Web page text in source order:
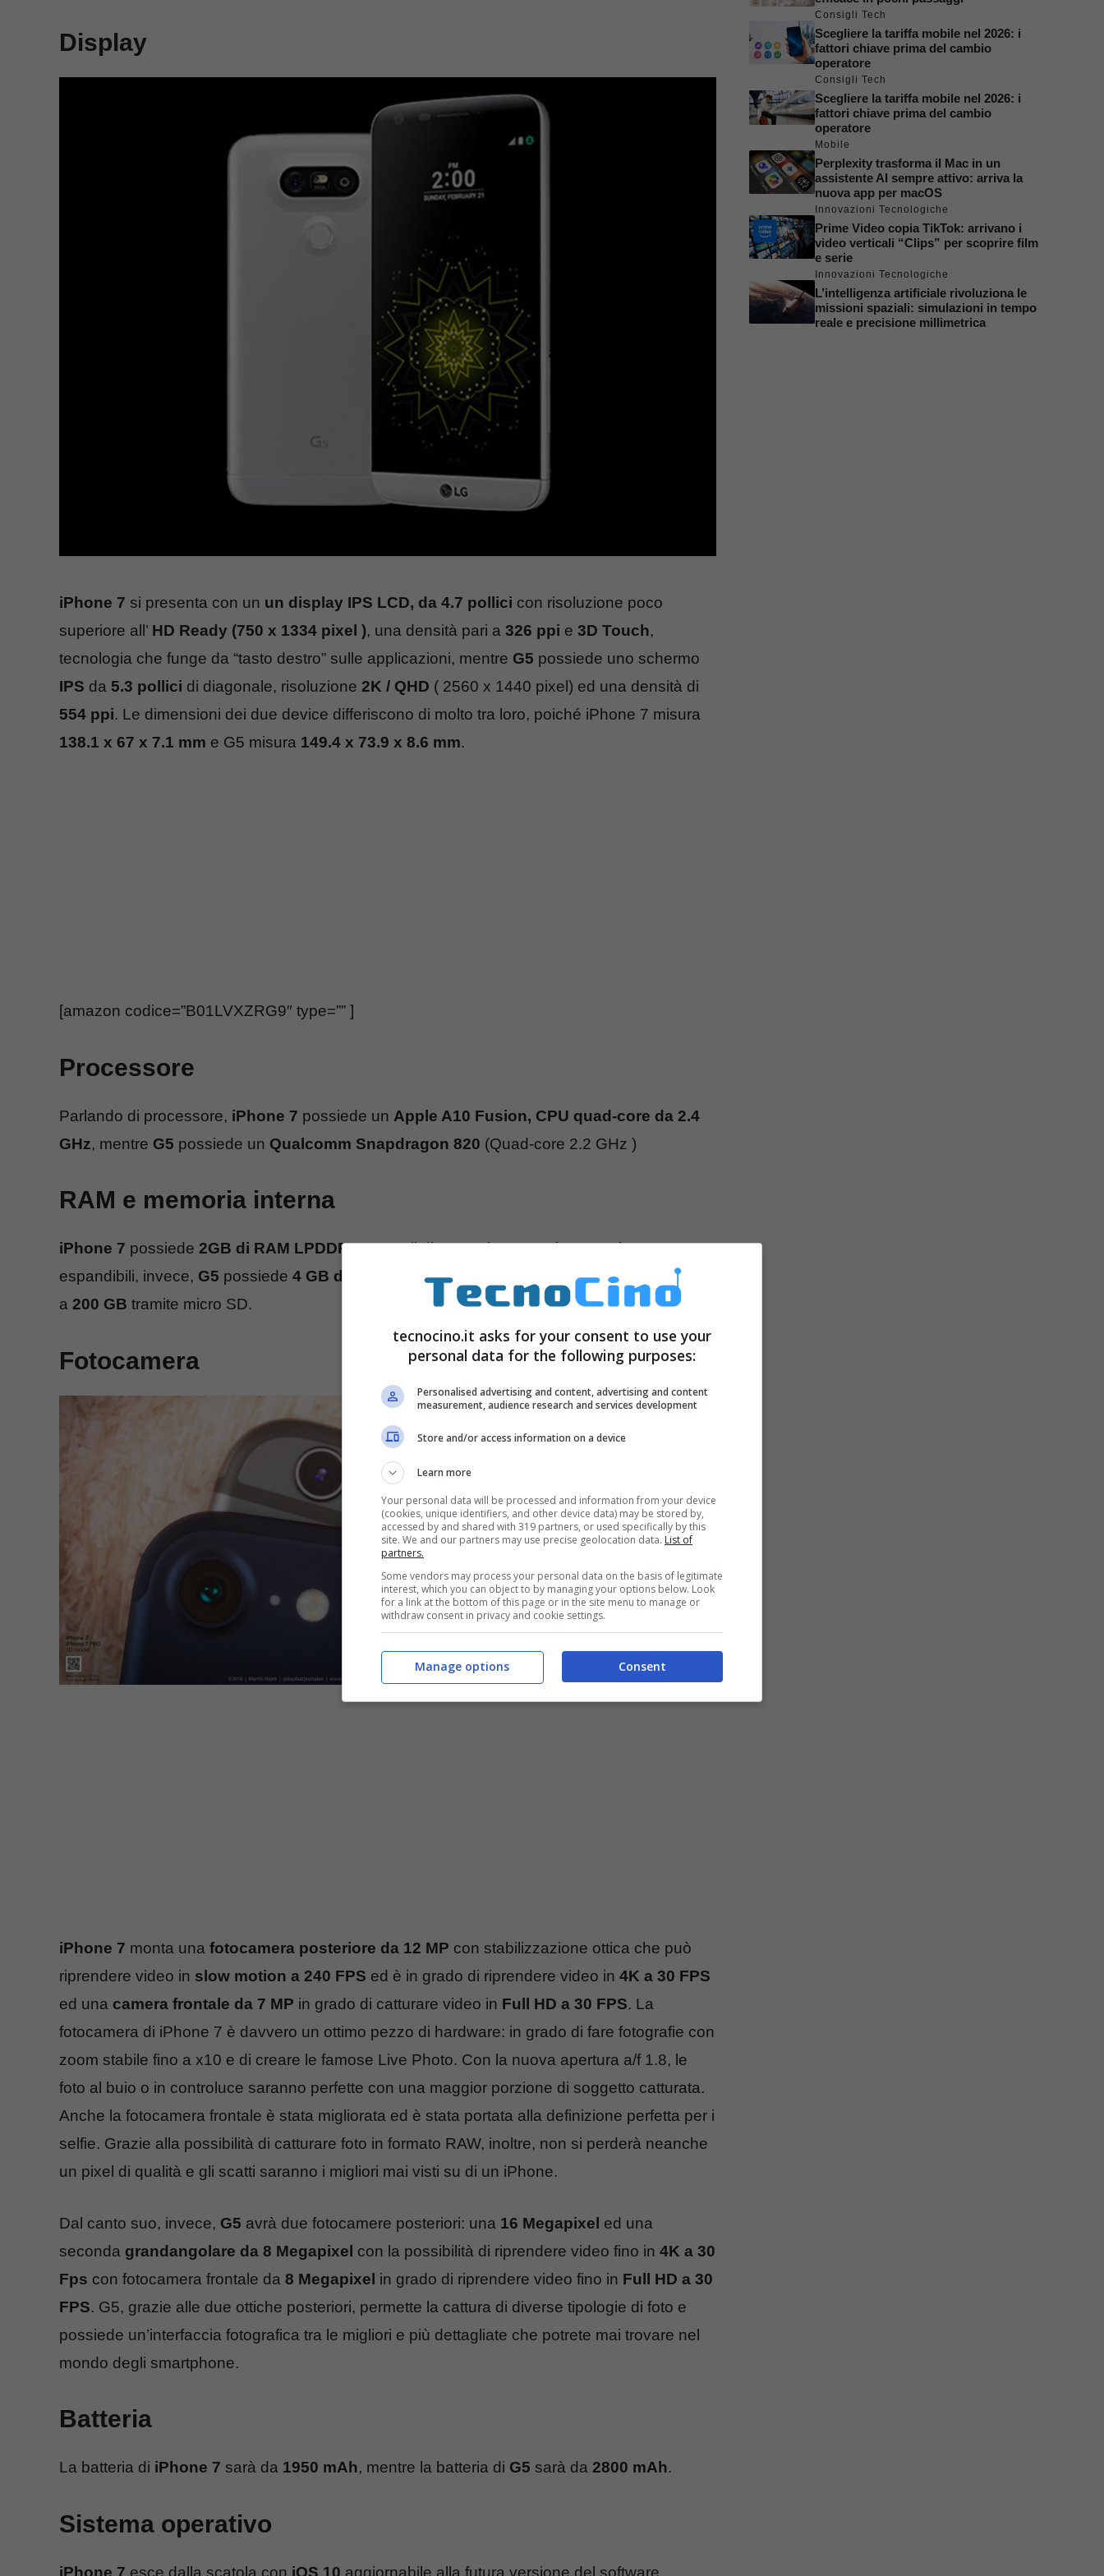
Display
iPhone 7 si presenta con un un display IPS LCD, da 4.7 pollici con risoluzione poco
superiore all’ HD Ready (750 x 1334 pixel ), una densità pari a 326 ppi e 3D Touch,
tecnologia che funge da “tasto destro” sulle applicazioni, mentre G5 possiede uno schermo
IPS da 5.3 pollici di diagonale, risoluzione 2K / QHD ( 2560 x 1440 pixel) ed una densità di
554 ppi. Le dimensioni dei due device differiscono di molto tra loro, poiché iPhone 7 misura
138.1 x 67 x 7.1 mm e G5 misura 149.4 x 73.9 x 8.6 mm.
[amazon codice=”B01LVXZRG9″ type=”” ]
Processore
Parlando di processore, iPhone 7 possiede un Apple A10 Fusion, CPU quad-core da 2.4
GHz, mentre G5 possiede un Qualcomm Snapdragon 820 (Quad-core 2.2 GHz )
RAM e memoria interna
iPhone 7 possiede 2GB di RAM LPDDR4e 3 tagli di memoria32 GB / 128 GB/ 256 GBnon
espandibili, invece, G5 possiede 4 GB di RAM LPDDR4 32 GB di storage, espandibili fino
a 200 GB tramite micro SD.
Fotocamera
iPhone 7 monta una fotocamera posteriore da 12 MP con stabilizzazione ottica che può
riprendere video in slow motion a 240 FPS ed è in grado di riprendere video in 4K a 30 FPS
ed una camera frontale da 7 MP in grado di catturare video in Full HD a 30 FPS. La
fotocamera di iPhone 7 è davvero un ottimo pezzo di hardware: in grado di fare fotografie con
zoom stabile fino a x10 e di creare le famose Live Photo. Con la nuova apertura a/f 1.8, le
foto al buio o in controluce saranno perfette con una maggior porzione di soggetto catturata.
Anche la fotocamera frontale è stata migliorata ed è stata portata alla definizione perfetta per i
selfie. Grazie alla possibilità di catturare foto in formato RAW, inoltre, non si perderà neanche
un pixel di qualità e gli scatti saranno i migliori mai visti su di un iPhone.
Dal canto suo, invece, G5 avrà due fotocamere posteriori: una 16 Megapixel ed una
seconda grandangolare da 8 Megapixel con la possibilità di riprendere video fino in 4K a 30
Fps con fotocamera frontale da 8 Megapixel in grado di riprendere video fino in Full HD a 30
FPS. G5, grazie alle due ottiche posteriori, permette la cattura di diverse tipologie di foto e
possiede un’interfaccia fotografica tra le migliori e più dettagliate che potrete mai trovare nel
mondo degli smartphone.
Batteria
La batteria di iPhone 7 sarà da 1950 mAh, mentre la batteria di G5 sarà da 2800 mAh.
Sistema operativo
iPhone 7 esce dalla scatola con iOS 10 aggiornabile alla futura versione del software,
Consigli Tech
Scegliere la tariffa mobile nel 2026: i
fattori chiave prima del cambio
operatore
Consigli Tech
Scegliere la tariffa mobile nel 2026: i
fattori chiave prima del cambio
operatore
Mobile
Perplexity trasforma il Mac in un
assistente AI sempre attivo: arriva la
nuova app per macOS
Innovazioni Tecnologiche
Prime Video copia TikTok: arrivano i
video verticali “Clips” per scoprire film
e serie
Innovazioni Tecnologiche
L’intelligenza artificiale rivoluziona le
missioni spaziali: simulazioni in tempo
reale e precisione millimetrica
tecnocino.it asks for your consent to use your
personal data for the following purposes:
Personalised advertising and content, advertising and content
measurement, audience research and services development
Store and/or access information on a device
Learn more
Your personal data will be processed and information from your device
(cookies, unique identifiers, and other device data) may be stored by,
accessed by and shared with 319 partners, or used specifically by this
site. We and our partners may use precise geolocation data. List of
partners.
Some vendors may process your personal data on the basis of legitimate
interest, which you can object to by managing your options below. Look
for a link at the bottom of this page or in the site menu to manage or
withdraw consent in privacy and cookie settings.
Consent
Manage options